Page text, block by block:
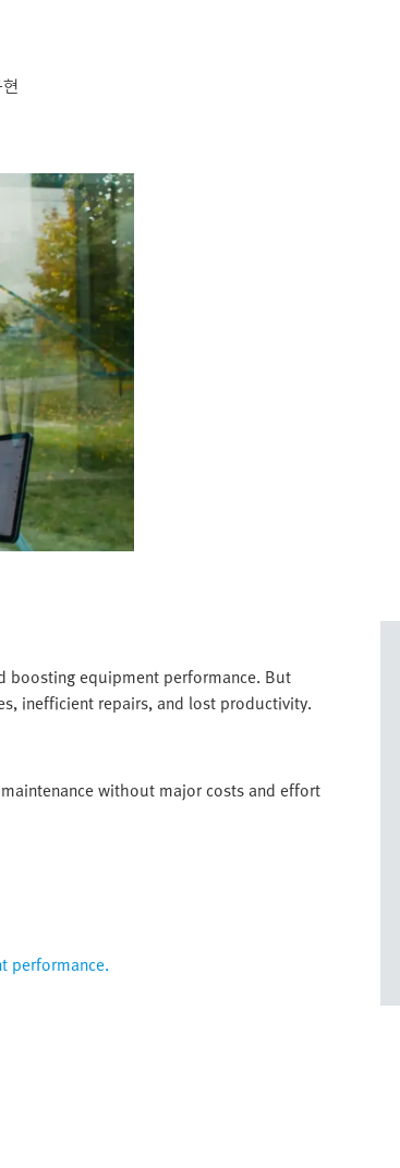
boosting equipment performance. But
inefficient repairs, and lost productivity.​
without major costs and effort​
performance.​